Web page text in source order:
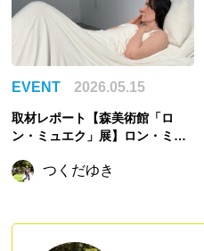
EVENT 2026.05.15
取材レポート【森美術館「ロ
ン・ミュエク」展】ロン・ミュ
かせるのかつくだゆき